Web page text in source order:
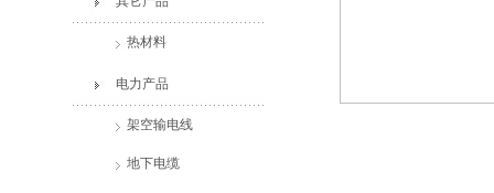
热材料
电力产品
架空输电线
地下电缆